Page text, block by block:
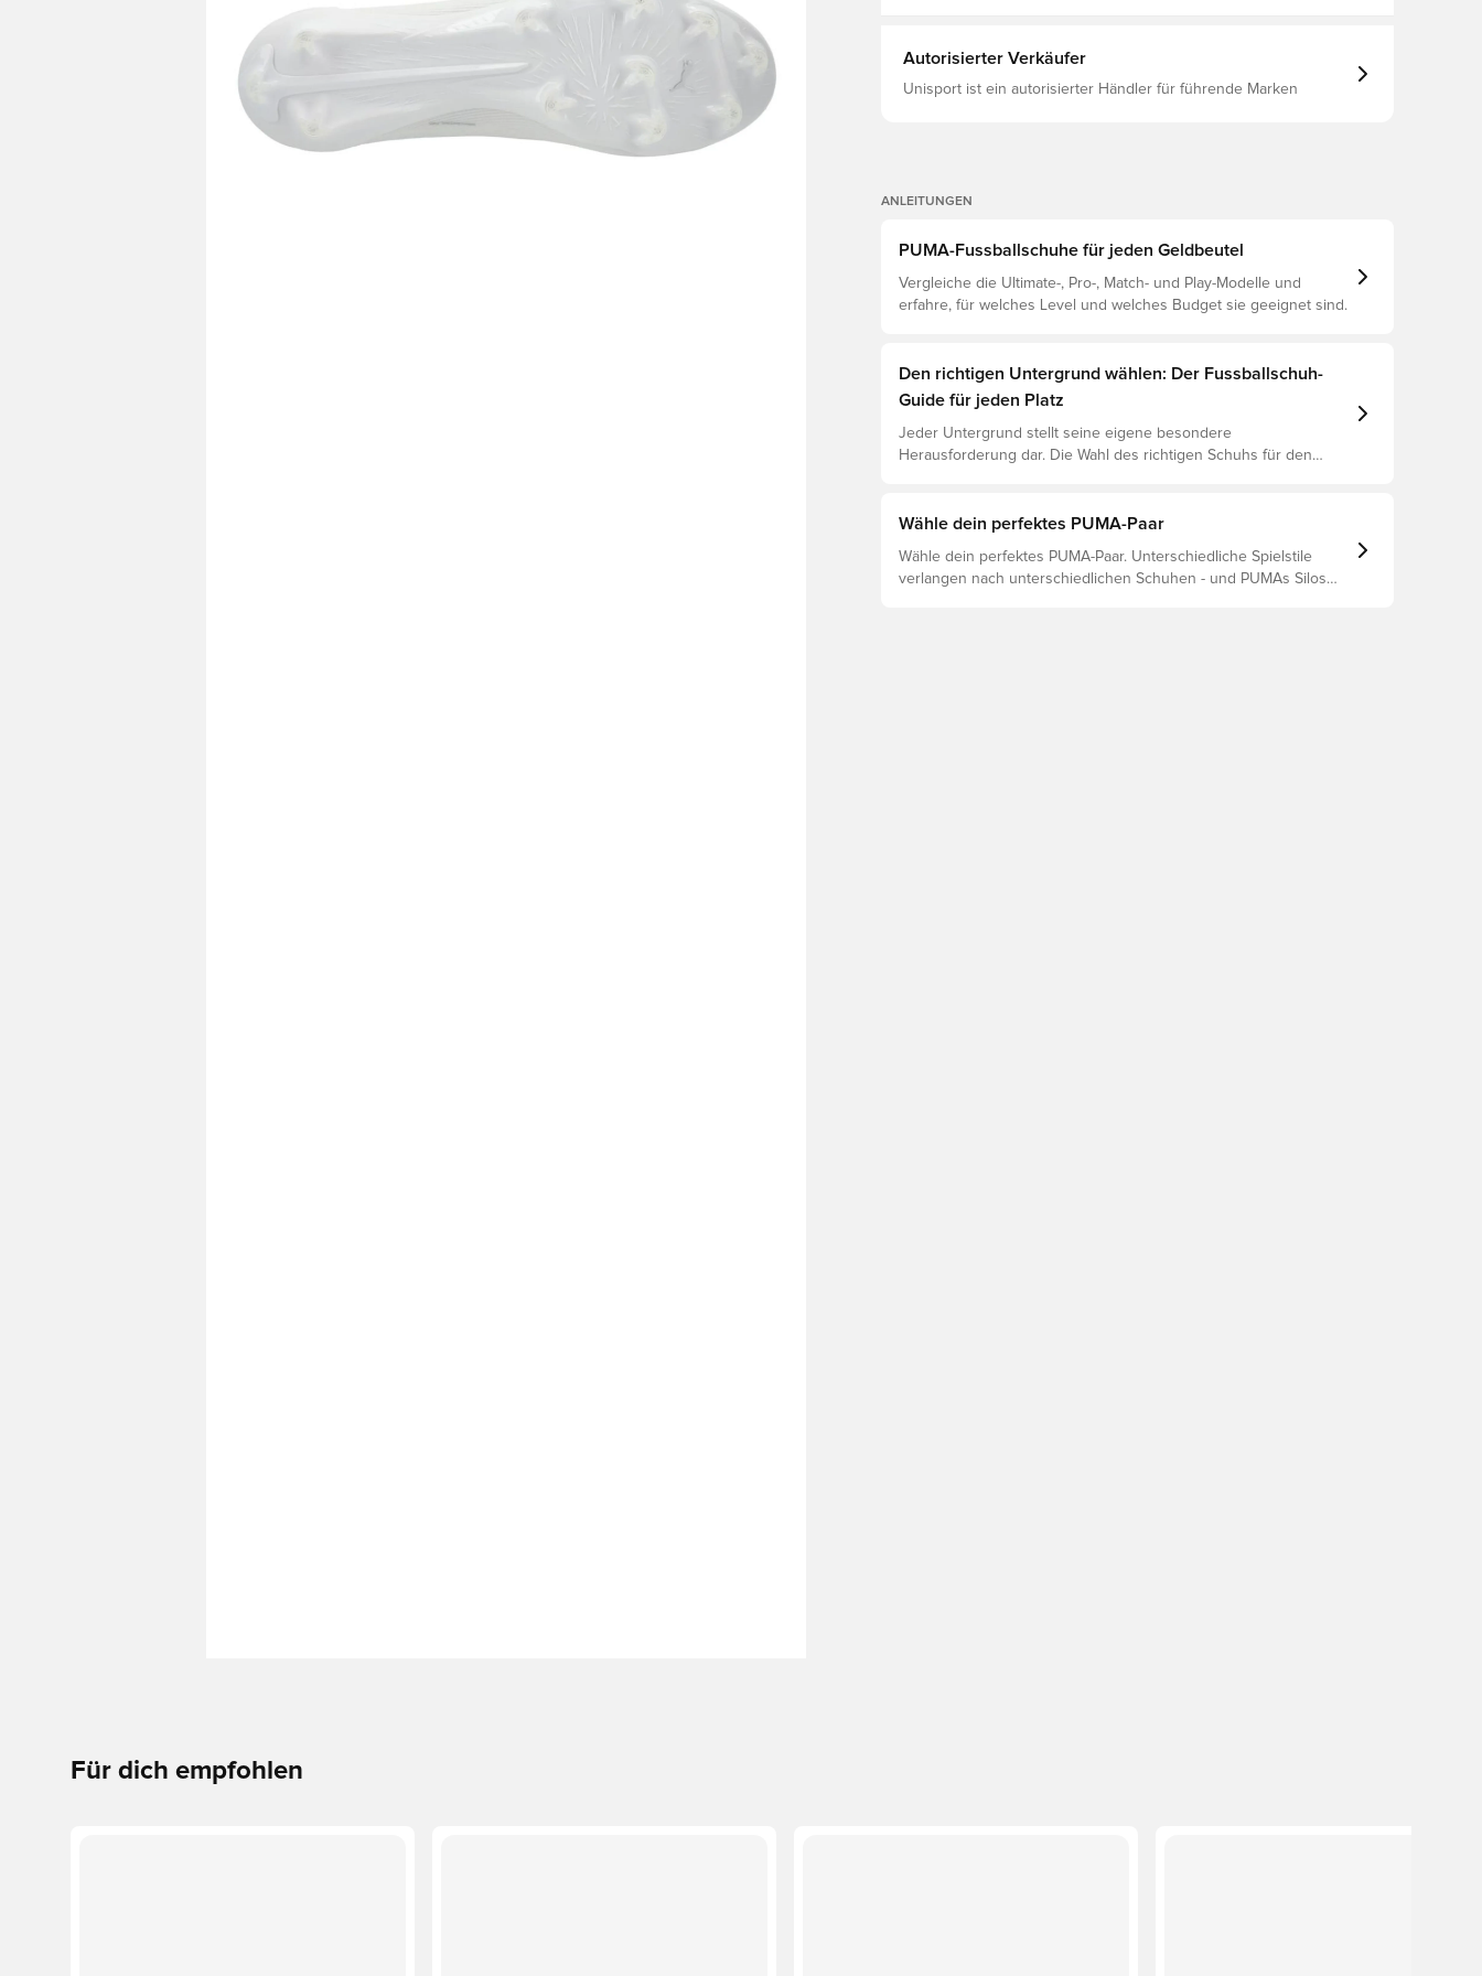
Autorisierter Verkäufer
Unisport ist ein autorisierter Händler für führende Marken
ANLEITUNGEN
PUMA-Fussballschuhe für jeden Geldbeutel
Vergleiche die Ultimate-, Pro-, Match- und Play-Modelle und
erfahre, für welches Level und welches Budget sie geeignet sind.
Den richtigen Untergrund wählen: Der Fussballschuh-
Guide für jeden Platz
Jeder Untergrund stellt seine eigene besondere
Herausforderung dar. Die Wahl des richtigen Schuhs für den
Lies weiter, um herauszufinden, welche Schuhe die beste Wahl
Wähle dein perfektes PUMA-Paar
Wähle dein perfektes PUMA-Paar. Unterschiedliche Spielstile
verlangen nach unterschiedlichen Schuhen - und PUMAs Silos
Für dich empfohlen